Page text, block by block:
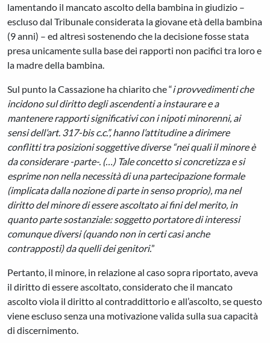
lamentando il mancato ascolto della bambina in giudizio –
escluso dal Tribunale considerata la giovane età della bambina
(9 anni) – ed altresì sostenendo che la decisione fosse stata
presa unicamente sulla base dei rapporti non pacifici tra loro e
la madre della bambina.
Sul punto la Cassazione ha chiarito che “i provvedimenti che
incidono sul diritto degli ascendenti a instaurare e a
mantenere rapporti significativi con i nipoti minorenni, ai
sensi dell’art. 317-bis c.c.”, hanno l’attitudine a dirimere
conflitti tra posizioni soggettive diverse “nei quali il minore è
da considerare -parte-. (…) Tale concetto si concretizza e si
esprime non nella necessità di una partecipazione formale
(implicata dalla nozione di parte in senso proprio), ma nel
diritto del minore di essere ascoltato ai fini del merito, in
quanto parte sostanziale: soggetto portatore di interessi
comunque diversi (quando non in certi casi anche
contrapposti) da quelli dei genitori.”
Pertanto, il minore, in relazione al caso sopra riportato, aveva
il diritto di essere ascoltato, considerato che il mancato
ascolto viola il diritto al contraddittorio e all’ascolto, se questo
viene escluso senza una motivazione valida sulla sua capacità
di discernimento.